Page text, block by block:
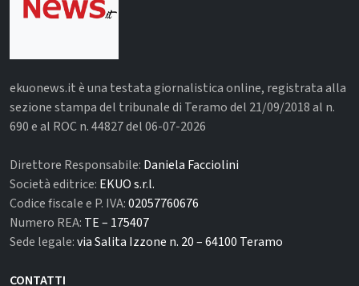
ekuonews.it è una testata giornalistica online, registrata alla
sezione stampa del tribunale di Teramo del 21/09/2018 al n.
690 e al ROC n. 44827 del 06-07-2026
Direttore Responsabile: Daniela Facciolini
Società editrice: EKUO s.r.l.
Codice fiscale e P. IVA:02057760676
Numero REA: TE – 175407
Sede legale:via Salita Izzone n. 20 – 64100 Teramo
CONTATTI